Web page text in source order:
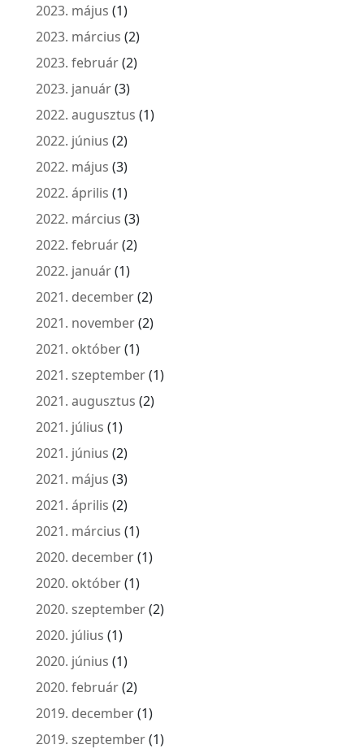
2023. május (1)
2023. március (2)
2023. február(2)
2023. január(3)
2022. augusztus (1)
2022. június (2)
2022. május (3)
2022. április (1)
2022. március (3)
2022. február(2)
2022. január(1)
2021. december(2)
2021. november(2)
2021. október(1)
2021. szeptember(1)
2021. augusztus (2)
2021. július (1)
2021. június (2)
2021. május (3)
2021. április (2)
2021. március (1)
2020. december(1)
2020. október(1)
2020. szeptember(2)
2020. július (1)
2020. június (1)
2020. február(2)
2019. december(1)
2019. szeptember(1)